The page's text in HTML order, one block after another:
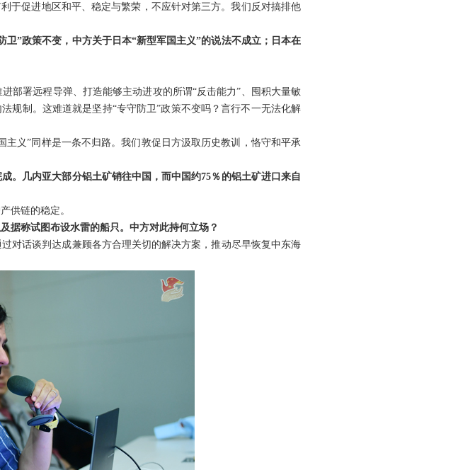
于促进地区和平、稳定与繁荣，不应针对第三方。我们反对搞排他
卫”政策不变，中方关于日本“新型军国主义”的说法不成立；日本在
部署远程导弹、打造能够主动进攻的所谓“反击能力”、囤积大量敏
规制。这难道就是坚持“专守防卫”政策不变吗？言行不一无法化解
义”同样是一条不归路。我们敦促日方汲取历史教训，恪守和平承
。几内亚大部分铝土矿销往中国，而中国约75％的铝土矿进口来自
供链的稳定。
据称试图布设水雷的船只。中方对此持何立场？
对话谈判达成兼顾各方合理关切的解决方案，推动尽早恢复中东海